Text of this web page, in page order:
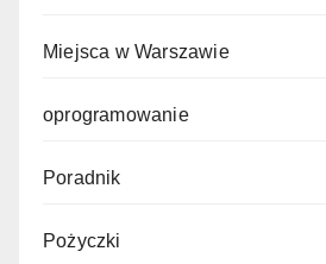
Miejsca w Warszawie
oprogramowanie
Poradnik
Pożyczki